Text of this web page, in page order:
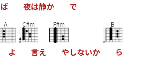
ば 夜は静か で
A
よ
C#m
言え
F#m
やしないか
B
ら